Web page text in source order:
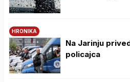
HRONIKA
Na Јarinju
policajca